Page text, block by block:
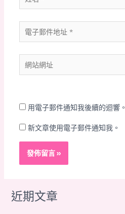
名
*
電
子
郵
件
*
站
用電子郵件通知我後續的迴響。
新文章使用電子郵件通知我。
近期文章